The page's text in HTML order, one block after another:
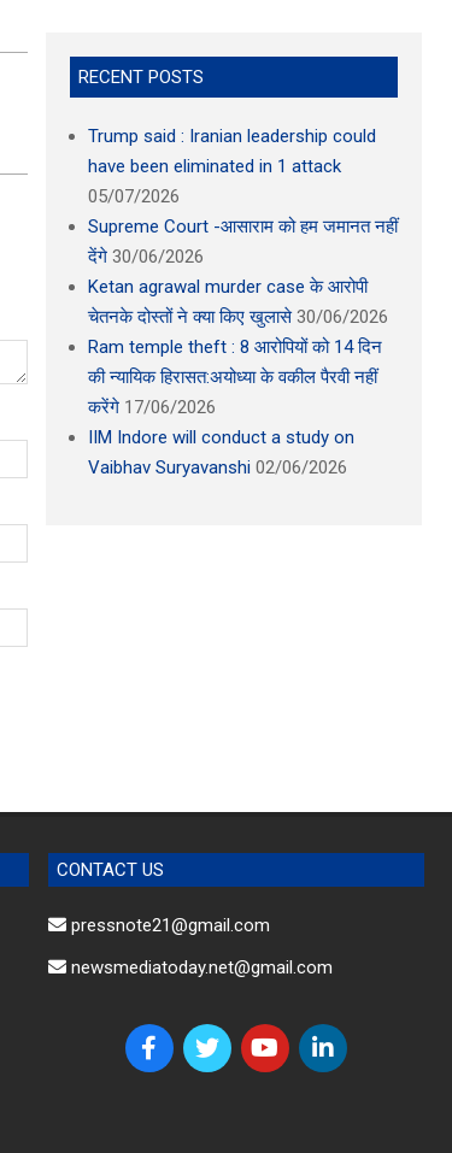
RECENT POSTS
Trump said : Iranian leadership could
have been eliminated in 1 attack
05/07/2026
Supreme Court -आसाराम को हम जमानत नहीं
देंगे 30/06/2026
Ketan agrawal murder case के आरोपी
चेतनके दोस्तों ने क्या किए खुलासे 30/06/2026
Ram temple theft : 8 आरोपियों को 14 दिन
की न्यायिक हिरासत:अयोध्या के वकील पैरवी नहीं
करेंगे 17/06/2026
IIM Indore will conduct a study on
Vaibhav Suryavanshi 02/06/2026
CONTACT US
pressnote21@gmail.com
newsmediatoday.net@gmail.com